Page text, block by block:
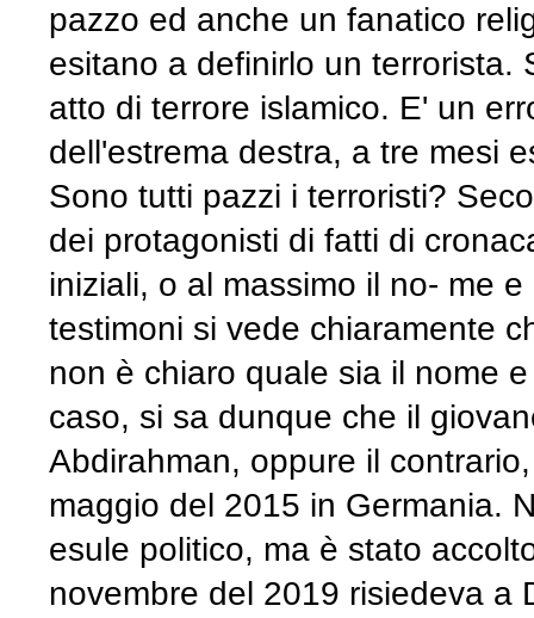
pazzo ed anche un fanatico
esitano a definirlo un terrorista.
atto di terrore islamico. E' un
dell'estrema destra, a tre mesi
Sono tutti pazzi i terroristi?
dei protagonisti di fatti di
iniziali, o al massimo il no- me
testimoni si vede chiaramente
non è chiaro quale sia il nome
caso, si sa dunque che il
Abdirahman, oppure il
maggio del 2015 in Germania.
esule politico, ma è stato
novembre del 2019 risiedeva a